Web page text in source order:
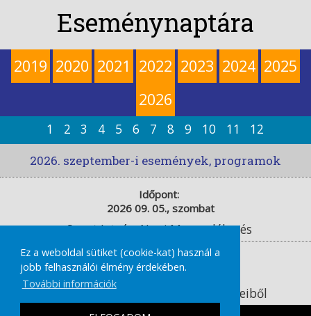
Ez a weboldal sütiket (cookie-kat) használ a
jobb felhasználói élmény érdekében.
További információk
Eseménynaptára
2019 2020 2021 2022 2023 2024 2025
2026
1 2 3 4 5 6 7 8 9 10 11
12
2026. szeptember-i események, programok
Időpont:
2026 09. 05., szombat
Szent István-Napi Megemlékezés
Időpont:
2026 09. 08., kedd
Felolvasóest Janikovszky Éva műveiből